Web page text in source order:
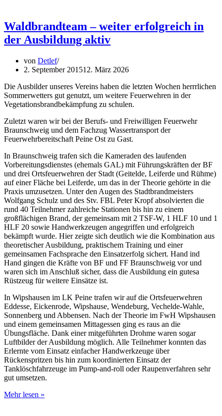
Waldbrandteam – weiter erfolgreich in
der Ausbildung aktiv
von Detlef
2. September 201512. März 2026
Die Ausbilder unseres Vereins haben die letzten Wochen herrrlichen
Sommerwetters gut genutzt, um weitere Feuerwehren in der
Vegetationsbrandbekämpfung zu schulen.
Zuletzt waren wir bei der Berufs- und Freiwilligen Feuerwehr
Braunschweig und dem Fachzug Wassertransport der
Feuerwehrbereitschaft Peine Ost zu Gast.
In Braunschweig trafen sich die Kameraden des laufenden
Vorbereitungsdienstes (ehemals GAL) mit Führungskräften der BF
und drei Ortsfeuerwehren der Stadt (Geitelde, Leiferde und Rühme)
auf einer Fläche bei Leiferde, um das in der Theorie gehörte in die
Praxis umzusetzen. Unter den Augen des Stadtbrandmeisters
Wolfgang Schulz und des Stv. FBL Peter Kropf absolvierten die
rund 40 Teilnehmer zahlreiche Stationen bis hin zu einem
großflächigen Brand, der gemeinsam mit 2 TSF-W, 1 HLF 10 und 1
HLF 20 sowie Handwerkzeugen angegriffen und erfolgreich
bekämpft wurde. Hier zeigte sich deutlich wie die Kombination aus
theoretischer Ausbildung, praktischem Training und einer
gemeinsamen Fachsprache den Einsatzerfolg sichert. Hand ind
Hand gingen die Kräfte von BF und FF Braunschweig vor und
waren sich im Anschluß sicher, dass die Ausbildung ein gutesa
Rüstzeug für weitere Einsätze ist.
In Wipshausen im LK Peine trafen wir auf die Ortsfeuerwehren
Eddesse, Eickenrode, Wipshause, Wendeburg, Vechelde-Wahle,
Sonnenberg und Abbensen. Nach der Theorie im FwH Wipshausen
und einem gemeinsamen Mittagessen ging es raus an die
Übungsfläche. Dank einer mitgeführten Drohme waren sogar
Luftbilder der Ausbildung möglich. Alle Teilnehmer konnten das
Erlernte vom Einsatz einfacher Handwerkzeuge über
Rückenspritzen bis hin zum koordinierten Einsatz der
Tanklöschfahrzeuge im Pump-and-roll oder Raupenverfahren sehr
gut umsetzen.
Mehr lesen »